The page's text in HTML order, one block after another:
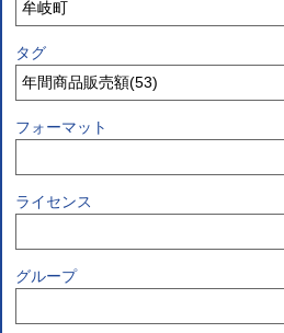
タグ
フォーマット
ライセンス
グループ